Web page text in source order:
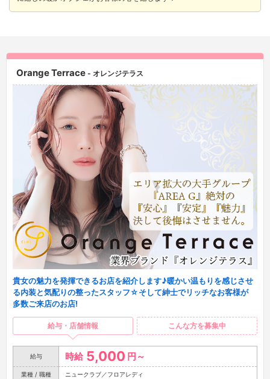
Orange Terrace - オレンジテラス
貴女の魅力を発揮できるお店を紹介します♪暖かい温もりを感じさせ
る内装と気配りの整ったスタッフ☆そして紳士でリッチなお客様が
多数ご来店のお店!
給与・店舗情報 こんな方を募集中
給与 時給 5,000 円～
業種 / 職種 ニュークラブ／フロアレディ